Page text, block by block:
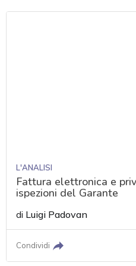
L'ANALISI
Fattura elettronica e
ispezioni del Garante
di Luigi Padovan
Condividi